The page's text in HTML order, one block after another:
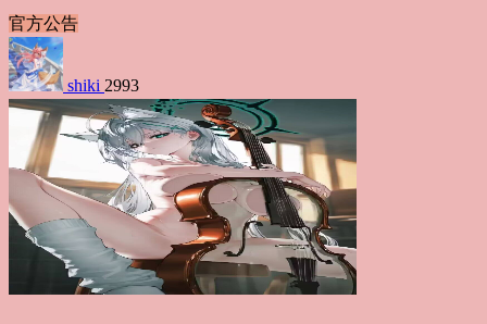
官方公告
shiki 2993